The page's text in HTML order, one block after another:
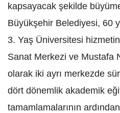
kapsayacak şekilde
Büyükşehir Belediyesi, 60
3. Yaş Üniversitesi
Sanat Merkezi ve Mustafa
olarak iki ayrı merkezde
dört dönemlik akademik
tamamlamalarının